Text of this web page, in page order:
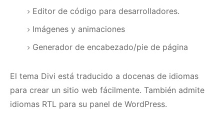
Editor de código para desarrolladores.
Imágenes y animaciones
Generador de encabezado/pie de página
El tema Divi está traducido a docenas de idiomas
para crear un sitio web fácilmente. También admite
idiomas RTL para su panel de WordPress.